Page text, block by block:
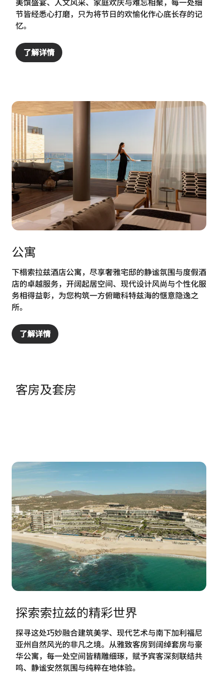
节皆经悉心打磨，只为将节日的欢愉化作心底长存的记
忆。
了解详情
公寓
下榻索拉兹酒店公寓，尽享奢雅宅邸的静谧氛围与度假酒
店的卓越服务，开阔起居空间、现代设计风尚与个性化服
务相得益彰，为您构筑一方俯瞰科特兹海的惬意隐逸之
所。
了解详情
客房及套房
探索索拉兹的精彩世界
探寻这处巧妙融合建筑美学、现代艺术与南下加利福尼
亚州自然风光的非凡之境。从雅致客房到阔绰套房与豪
华公寓，每一处空间皆精雕细琢，赋予宾客深刻联结共
鸣、静谧安然氛围与纯粹在地体验。